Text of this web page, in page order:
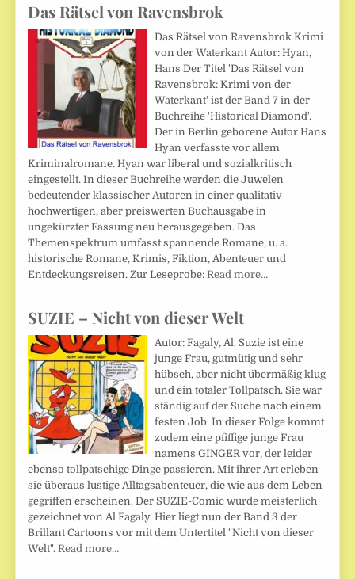
Das Rätsel von Ravensbrok
Das Rätsel von Ravensbrok Krimi
von der Waterkant Autor: Hyan,
Hans Der Titel 'Das Rätsel von
Ravensbrok: Krimi von der
Waterkant' ist der Band 7 in der
Buchreihe 'Historical Diamond'.
Der in Berlin geborene Autor Hans
Hyan verfasste vor allem
Kriminalromane. Hyan war liberal und sozialkritisch
eingestellt. In dieser Buchreihe werden die Juwelen
bedeutender klassischer Autoren in einer qualitativ
hochwertigen, aber preiswerten Buchausgabe in
ungekürzter Fassung neu herausgegeben. Das
Themenspektrum umfasst spannende Romane, u. a.
historische Romane, Krimis, Fiktion, Abenteuer und
Entdeckungsreisen. Zur Leseprobe: Read more…
SUZIE – Nicht von dieser Welt
Autor: Fagaly, Al. Suzie ist eine
junge Frau, gutmütig und sehr
hübsch, aber nicht übermäßig klug
und ein totaler Tollpatsch. Sie war
ständig auf der Suche nach einem
festen Job. In dieser Folge kommt
zudem eine pfiffige junge Frau
namens GINGER vor, der leider
ebenso tollpatschige Dinge passieren. Mit ihrer Art erleben
sie überaus lustige Alltagsabenteuer, die wie aus dem Leben
gegriffen erscheinen. Der SUZIE-Comic wurde meisterlich
gezeichnet von Al Fagaly. Hier liegt nun der Band 3 der
Brillant Cartoons vor mit dem Untertitel "Nicht von dieser
Welt". Read more…